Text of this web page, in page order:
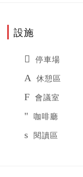
設施
停車場
休憩區
會議室
咖啡廳
閱讀區